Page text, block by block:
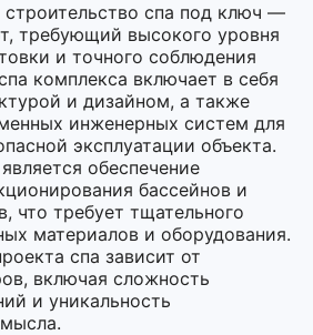
спа под ключ —
требующий высокого уровня
и точного соблюдения
комплекса включает в себя
и дизайном, а также
инженерных систем для
эксплуатации объекта.
обеспечение
бассейнов и
что требует тщательного
материалов и оборудования.
спа зависит от
включая сложность
и уникальность